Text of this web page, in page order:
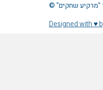
"מרקיע שחקים" ©
Designed with